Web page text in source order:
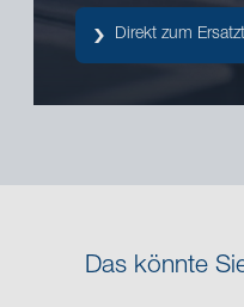
Direkt zum
Das könnte